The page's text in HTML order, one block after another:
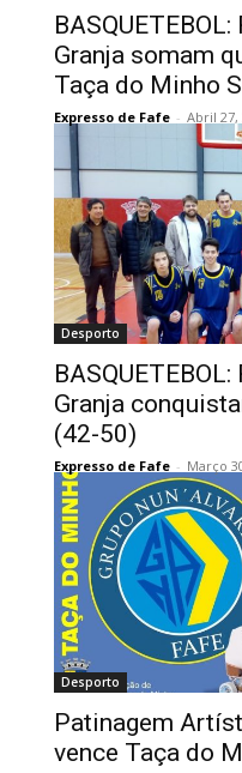
Granja somam
Taça do Minho
Expresso de Fafe - Abril 27,
Desporto
Granja
(42-50)
Expresso de Fafe - Março
Desporto
Patinagem
vence Taça do